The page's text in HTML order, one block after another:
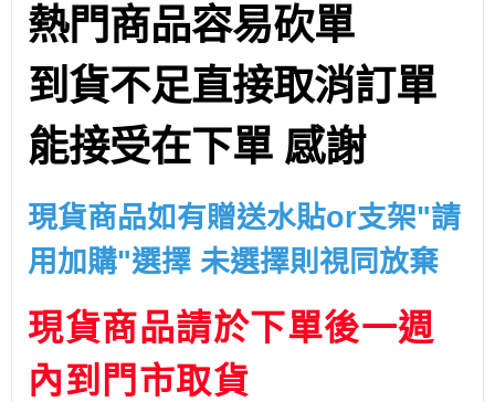
熱門商品容易砍單
到貨不足直接取消訂單
能接受在下單 感謝
現貨商品如有贈送水貼or支架"請
用加購"選擇 未選擇則視同放棄
現貨商品請於下單後一週
內到門市取貨